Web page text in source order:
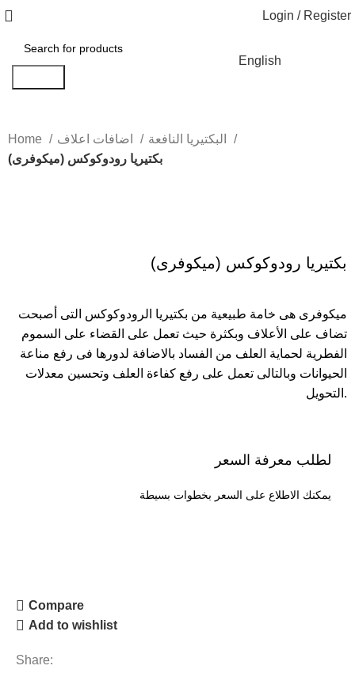
Login / Register
English
Home
بكتيريا رودوكوكس (ميكوفرى)
بكتيريا رودوكوكس (ميكوفرى)
ميكوفرى هى خامة طبيعية من بكتيريا الرودوكوكس التى أصبحت
تضاف على الأعلاف وبكثرة حيث تعمل على القضاء على السموم
الفطرية لحماية العلف من الفساد بالاضافة لدورها فى رفع مناعة
الحيوانات وبالتالى تعمل على رفع كفاءة العلف وتحسين معدلات
التحويل.
لطلب معرفة السعر
يمكنك الاطلاع على السعر بخطوات بسيطة
Compare
Add to wishlist
Share: